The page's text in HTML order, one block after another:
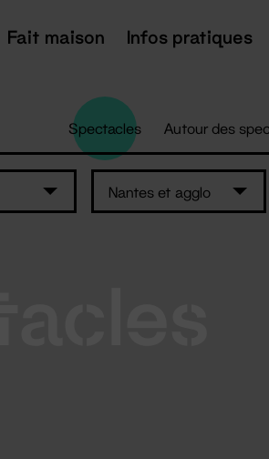
Fait maison Infos pratiques
Spectacles Autour des
Nantes et agglo